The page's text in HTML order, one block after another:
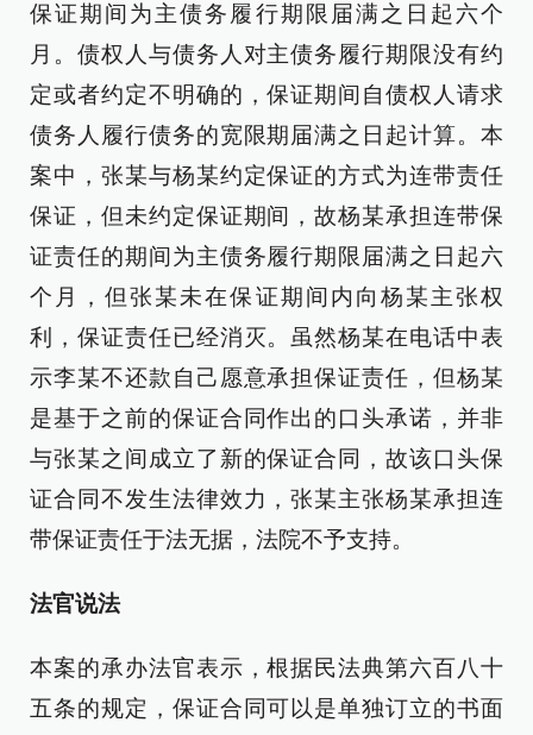
保证期间为主债务履行期限届满之日起六个
月。债权人与债务人对主债务履行期限没有约
定或者约定不明确的，保证期间自债权人请求
债务人履行债务的宽限期届满之日起计算。本
案中，张某与杨某约定保证的方式为连带责任
保证，但未约定保证期间，故杨某承担连带保
证责任的期间为主债务履行期限届满之日起六
个月，但张某未在保证期间内向杨某主张权
利，保证责任已经消灭。虽然杨某在电话中表
示李某不还款自己愿意承担保证责任，但杨某
是基于之前的保证合同作出的口头承诺，并非
与张某之间成立了新的保证合同，故该口头保
证合同不发生法律效力，张某主张杨某承担连
带保证责任于法无据，法院不予支持。
法官说法
本案的承办法官表示，根据民法典第六百八十
五条的规定，保证合同可以是单独订立的书面